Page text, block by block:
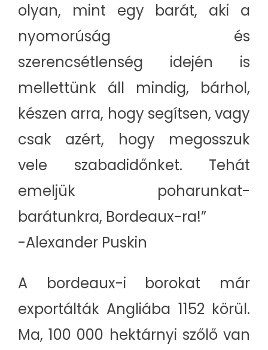
olyan, mint egy barát, aki a
nyomorúság és
szerencsétlenség idején is
mellettünk áll mindig, bárhol,
készen arra, hogy segítsen, vagy
csak azért, hogy megosszuk
vele szabadidőnket. Tehát
emeljük poharunkat-
barátunkra, Bordeaux-ra!”
-Alexander Puskin
A bordeaux-i borokat már
exportálták Angliába 1152 körül.
Ma, 100 000 hektárnyi szőlő van